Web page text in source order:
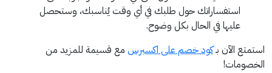
استفساراتك حول طلبك في أي وقت يُناسبك، وستحصل
عليها في الحال بكل وضوح.
استمتع الآن بـكود خصم على اكسبرس مع قسيمة للمزيد من
الخصومات!